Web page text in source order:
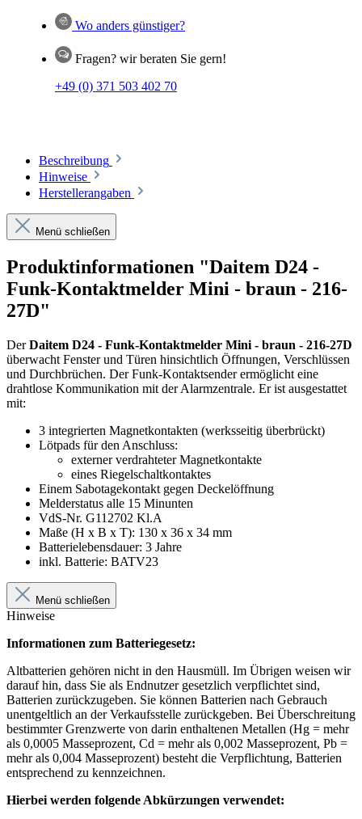
Wo anders günstiger?
Fragen? wir beraten Sie gern!
+49 (0) 371 503 402 70
Beschreibung
Hinweise
Herstellerangaben
Menü schließen
Produktinformationen "Daitem D24 -
Funk-Kontaktmelder Mini - braun - 216-
27D"
DerDaitem D24 - Funk-Kontaktmelder Mini - braun - 216-27D
überwacht Fenster und Türen hinsichtlich Öffnungen, Verschlüssen
und Durchbrüchen. Der Funk-Kontaktsender ermöglicht eine
drahtlose Kommunikation mit der Alarmzentrale. Er ist ausgestattet
mit:
3 integrierten Magnetkontakten (werksseitig überbrückt)
Lötpads für den Anschluss:
externer verdrahteter Magnetkontakte
eines Riegelschaltkontaktes
Einem Sabotagekontakt gegen Deckelöffnung
Melderstatus alle 15 Minunten
VdS-Nr. G112702 Kl.A
Maße (H x B x T): 130 x 36 x 34 mm
Batterielebensdauer: 3 Jahre
inkl. Batterie: BATV23
Menü schließen
Hinweise
Informationen zum Batteriegesetz:
Altbatterien gehören nicht in den Hausmüll. Im Übrigen weisen wir
darauf hin, dass Sie als Endnutzer gesetzlich verpflichtet sind,
Batterien zurückzugeben. Sie können Batterien nach Gebrauch
unentgeltlich an der Verkaufsstelle zurückgeben. Bei Überschreitung
bestimmter Grenzwerte von darin enthaltenen Metallen (Hg = mehr
als 0,0005 Masseprozent, Cd = mehr als 0,002 Masseprozent, Pb =
mehr als 0,004 Masseprozent) besteht die Verpflichtung, Batterien
entsprechend zu kennzeichnen.
Hierbei werden folgende Abkürzungen verwendet: